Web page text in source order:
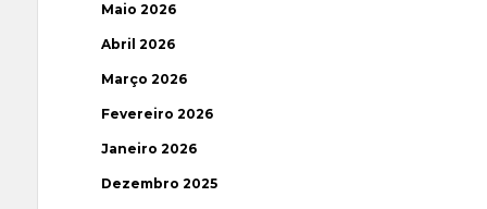
Maio 2026
Abril 2026
Março 2026
Fevereiro 2026
Janeiro 2026
Dezembro 2025